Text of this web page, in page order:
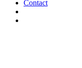
Contact